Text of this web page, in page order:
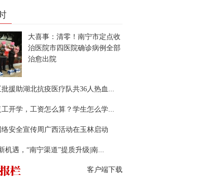
大喜事：清零！南宁市定点收
治医院市四医院确诊病例全部
治愈出院
援助湖北抗疫医疗队共36人热血...
开学，工资怎么算？学生怎么学...
络安全宣传周广西活动在玉林启动
机遇，“南宁渠道”提质升级|南...
客户端下载